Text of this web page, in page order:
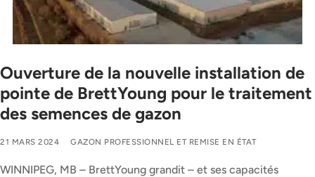
Ouverture de la nouvelle installation de
pointe de BrettYoung pour le traitement
des semences de gazon
21 MARS 2024 GAZON PROFESSIONNEL ET REMISE EN ÉTAT
WINNIPEG, MB – BrettYoung grandit – et ses capacités